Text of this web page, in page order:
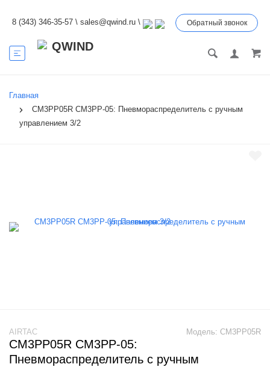
8 (343) 346-35-57 \ sales@qwind.ru \ Обратный звонок
Главная
CM3PP05R CM3PP-05: Пневмораспределитель с ручным
управлением 3/2
Модель: CM3PP05R
AIRTAC
CM3PP05R CM3PP-05:
Пневмораспределитель с ручным